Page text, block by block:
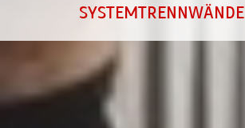
SYSTEMTRENNWÄNDE